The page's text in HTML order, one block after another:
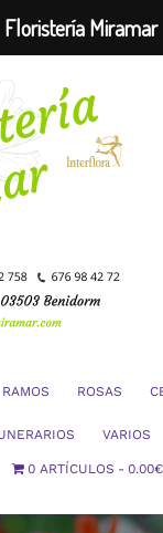
RAMOS ROSAS
VARIOS
0 ARTÍCULOS 0.00€
Floristería Miramar